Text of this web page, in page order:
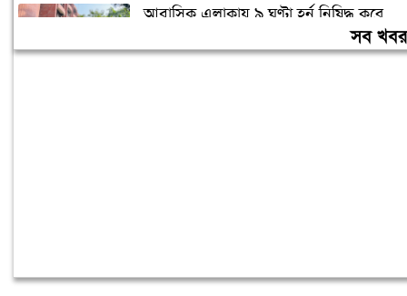
আবাসিক এলাকায় ৯ ঘণ্টা হর্ন নিষিদ্ধ করে
সব